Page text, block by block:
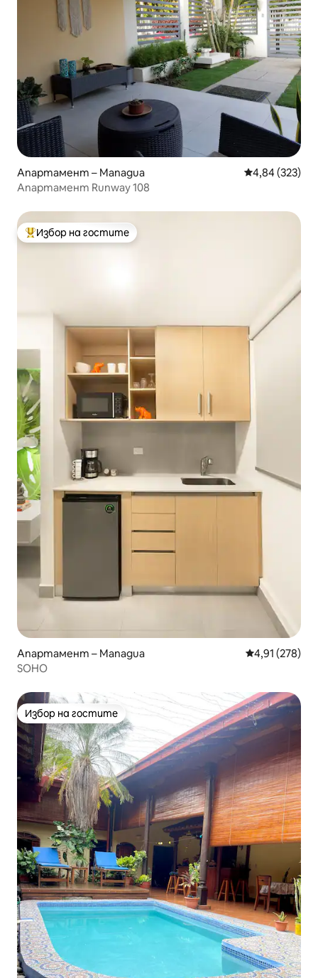
Апартамент – Managua Средна
4,84 (323)
Апартамент Runway 108
Най-популярен избор на гостите
Избор на гостите
Апартамент – Managua Средна
4,91 (278)
SOHO
Избор на гостите
Избор на гостите